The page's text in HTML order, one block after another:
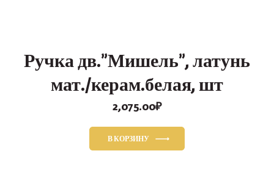
Ручка дв.”Мишель”, латунь
мат./керам.белая, шт
2,075.00₽
В КОРЗИНУ